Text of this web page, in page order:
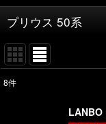
プリウス 50系
8件
LANBO